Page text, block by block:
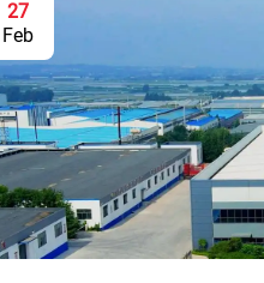
27
Feb